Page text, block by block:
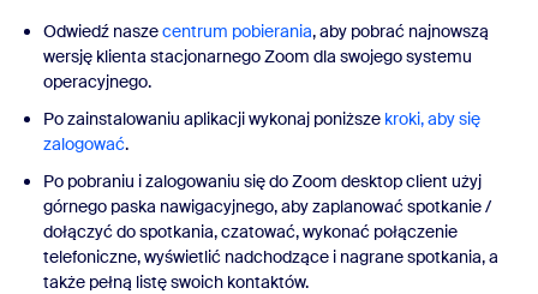
Odwiedź naszecentrum pobierania, aby pobrać najnowszą
wersję klienta stacjonarnego Zoom dla swojego systemu
operacyjnego.
Po zainstalowaniu aplikacji wykonaj poniższe kroki, aby się
zalogować.
Po pobraniu i zalogowaniu się do Zoom desktop client użyj
górnego paska nawigacyjnego, aby zaplanować spotkanie /
dołączyć do spotkania, czatować, wykonać połączenie
telefoniczne, wyświetlić nadchodzące i nagrane spotkania, a
także pełną listę swoich kontaktów.